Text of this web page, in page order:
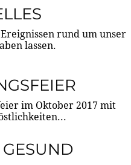
rund um unser
lassen.
im Oktober 2017 mit